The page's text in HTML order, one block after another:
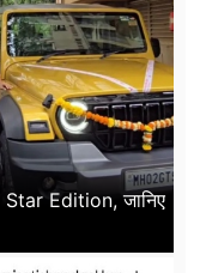
Star Edition, जानिए